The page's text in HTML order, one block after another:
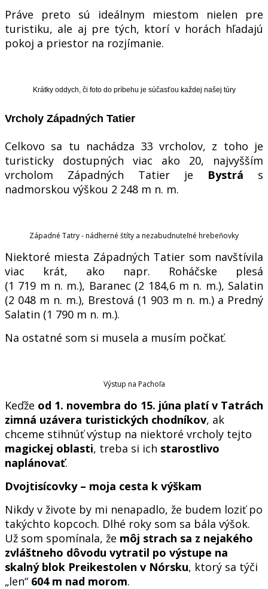
Práve preto sú ideálnym miestom nielen pre
turistiku, ale aj pre tých, ktorí v horách hľadajú
pokoj a priestor na rozjímanie.
Krátky oddych, či foto do príbehu je súčasťou každej našej túry
Vrcholy Západných Tatier
Celkovo sa tu nachádza 33 vrcholov, z toho je
turisticky dostupných viac ako 20, najvyšším
vrcholom Západných Tatier je Bystrá s
nadmorskou výškou 2 248 m n. m.
Západné Tatry - nádherné štíty a nezabudnuteľné hrebeňovky
Niektoré miesta Západných Tatier som navštívila
viac krát, ako napr. Roháčske plesá
(1 719 m n. m.), Baranec (2 184,6 m n. m.), Salatin
(2 048 m n. m.), Brestová (1 903 m n. m.) a Predný
Salatin (1 790 m n. m.).
Na ostatné som si musela a musím počkať.
Výstup na Pachoľa
Keďže od 1. novembra do 15. júna platí v Tatrách
zimná uzávera turistických chodníkov, ak
chceme stihnúť výstup na niektoré vrcholy tejto
magickej oblasti, treba si ich starostlivo
naplánovať.
Dvojtisícovky – moja cesta k výškam
Nikdy v živote by mi nenapadlo, že budem loziť po
takýchto kopcoch. Dlhé roky som sa bála výšok.
Už som spomínala, že môj strach sa z nejakého
zvláštneho dôvodu vytratil po výstupe na
skalný blok Preikestolen v Nórsku, ktorý sa týči
„len“ 604 m nad morom.